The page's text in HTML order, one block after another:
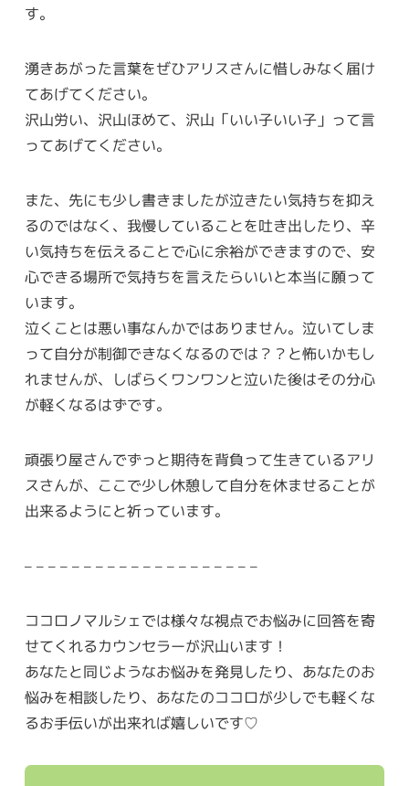
す。
湧きあがった言葉をぜひアリスさんに惜しみなく届け
てあげてください。
沢山労い、沢山ほめて、沢山「いい子いい子」って言
ってあげてください。
また、先にも少し書きましたが泣きたい気持ちを抑え
るのではなく、我慢していることを吐き出したり、辛
い気持ちを伝えることで心に余裕ができますので、安
心できる場所で気持ちを言えたらいいと本当に願って
います。
泣くことは悪い事なんかではありません。泣いてしま
って自分が制御できなくなるのでは？？と怖いかもし
れませんが、しばらくワンワンと泣いた後はその分心
が軽くなるはずです。
頑張り屋さんでずっと期待を背負って生きているアリ
スさんが、ここで少し休憩して自分を休ませることが
出来るようにと祈っています。
– – – – – – – – – – – – – – – – – – – –
ココロノマルシェでは様々な視点でお悩みに回答を寄
せてくれるカウンセラーが沢山います！
あなたと同じようなお悩みを発見したり、あなたのお
悩みを相談したり、あなたのココロが少しでも軽くな
るお手伝いが出来れば嬉しいです♡